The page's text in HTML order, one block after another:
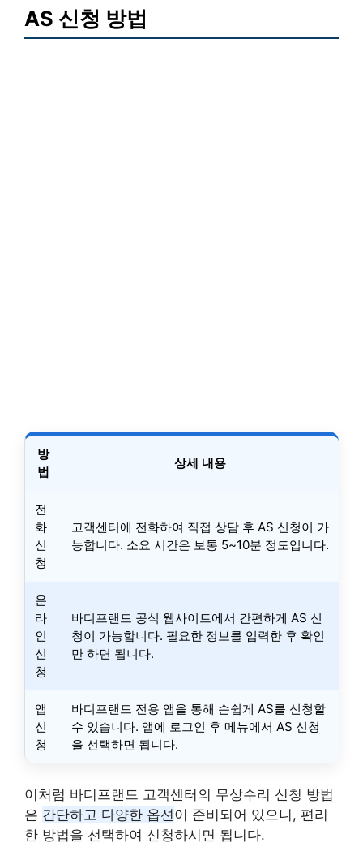
AS 신청 방법
방
법
상세 내용
전
화
신
청
고객센터에 전화하여 직접 상담 후 AS 신청이 가
능합니다. 소요 시간은 보통 5~10분 정도입니다.
온
라
인
신
청
바디프랜드 공식 웹사이트에서 간편하게 AS 신
청이 가능합니다. 필요한 정보를 입력한 후 확인
만 하면 됩니다.
앱
신
청
바디프랜드 전용 앱을 통해 손쉽게 AS를 신청할
수 있습니다. 앱에 로그인 후 메뉴에서 AS 신청
을 선택하면 됩니다.
이처럼 바디프랜드 고객센터의 무상수리 신청 방법
은 간단하고 다양한 옵션이 준비되어 있으니, 편리
한 방법을 선택하여 신청하시면 됩니다.